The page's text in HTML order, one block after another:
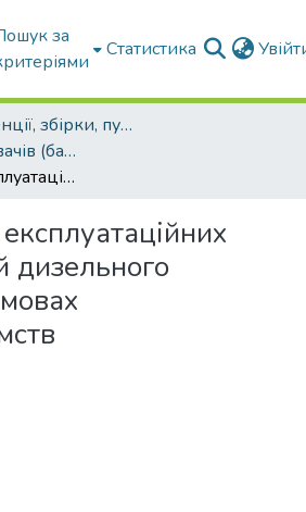
за
Статистика
Конференції, збірки, публікації молодих вчених і здобувачів : магістрів, бакалаврів, аспірантів.
Публікації здобувачів (бакалаврів. магістрів, аспірантів)
Підвищення експлуатаційних властивостей дизельного пального в умовах агропідприємств
дизельного